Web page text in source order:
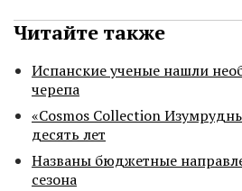
Читайте также
Испанские ученые нашли
черепа
«Cosmos Collection
десять лет
Названы бюджетные
сезона